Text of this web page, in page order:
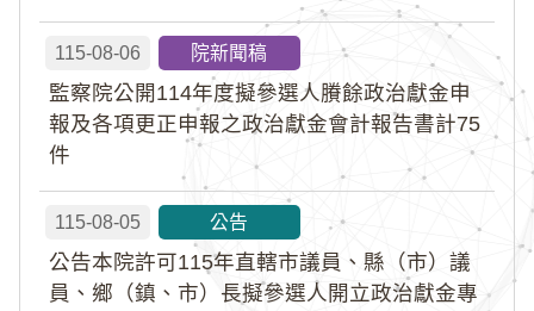
115-08-06 院新聞稿
監察院公開114年度擬參選人賸餘政治獻金申
報及各項更正申報之政治獻金會計報告書計75
件
115-08-05 公告
公告本院許可115年直轄市議員、縣（市）議
員、鄉（鎮、市）長擬參選人開立政治獻金專